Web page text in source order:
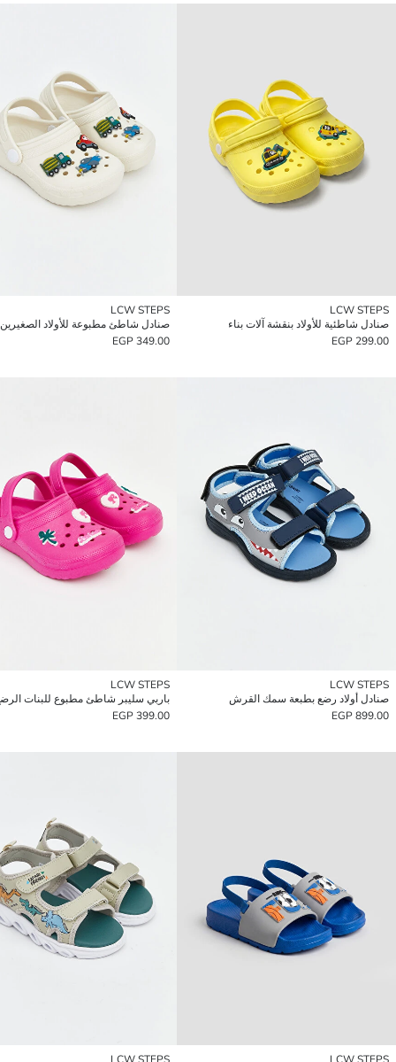
LCW STEPS
صنادل شاطئية للأولاد بنقشة آلات بناء
299.00 EGP
LCW STEPS
صنادل شاطئ مطبوعة للأولاد الصغيرين
349.00 EGP
LCW STEPS
صنادل أولاد رضع بطبعة سمك القرش
899.00 EGP
LCW STEPS
باربي سليبر شاطئ مطبوع للبنات
399.00 EGP
LCW STEPS
LCW STEPS